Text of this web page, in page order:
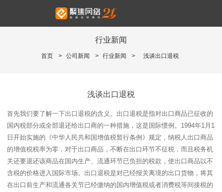
行业新闻
首页 > 公司新闻 > 行业新闻 > 浅谈出口退税
浅谈出口退税
首先我们要了解一下出口退税的含义。出口退税是指对出口商品已征收的
国内税部分或全部退还给出口商的一种措施，这是国际惯例。1994年1月1
日开始实施的《中华人民共和国增值税暂行条例》规定，纳税人出口商品
的增值税税率为零，对于出口商品，不断在出口环节不征税，而且税务机
关还要退还该商品在国内生产、流通环节已负担的税款，使出口商品以不
含税的价格进入国际市场。出口退税是对已经报关离境的出口货物，将其
在出口前生产和流通各关节已经缴纳的国内增值税或者消费税等间接税的